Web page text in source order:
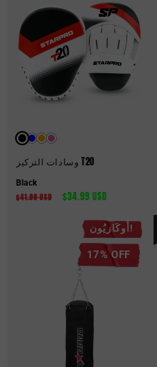
Black
وسادات التركيز T20
السعر
$41.99 USD
سعر
$34.99 USD
أُوكَازيُون!
17% OFF